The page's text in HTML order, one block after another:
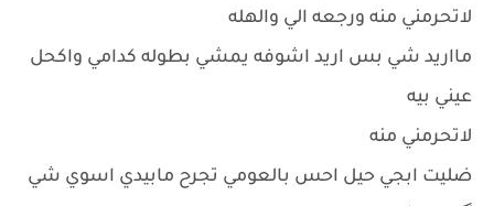
لاتحرمني منه ورجعه الي والهله
مااريد شي بس اريد اشوفه يمشي بطوله كدامي واكحل
عيني بيه
لاتحرمني منه
ضليت ابجي حيل احس بالعومي تجرح مابيدي اسوي شي